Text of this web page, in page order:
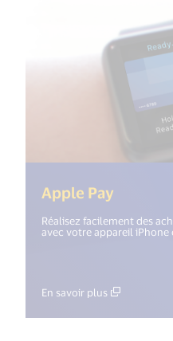
Apple Pay
Réalisez facilement des
avec votre appareil iPhone
En savoir plus